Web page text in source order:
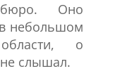
бюро. Оно
небольшом
о
слышал.